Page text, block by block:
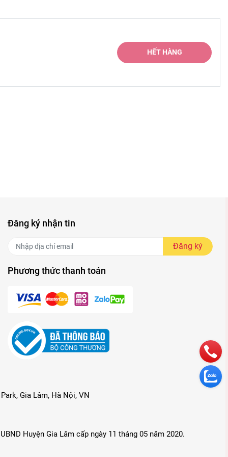
HẾT HÀNG
Đăng ký nhận tin
Đăng ký
Phương thức thanh toán
Gia Lâm, Hà Nội, VN
Huyện Gia Lâm cấp ngày 11 tháng 05 năm 2020.